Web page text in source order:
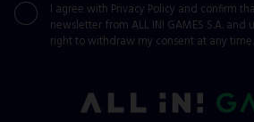
I agree with Privacy Policy and confirm
newsletter from ALL IN! GAMES S.A.
right to withdraw my consent at any time.